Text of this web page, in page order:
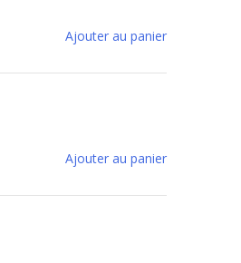
Ajouter au panier
Ajouter au panier